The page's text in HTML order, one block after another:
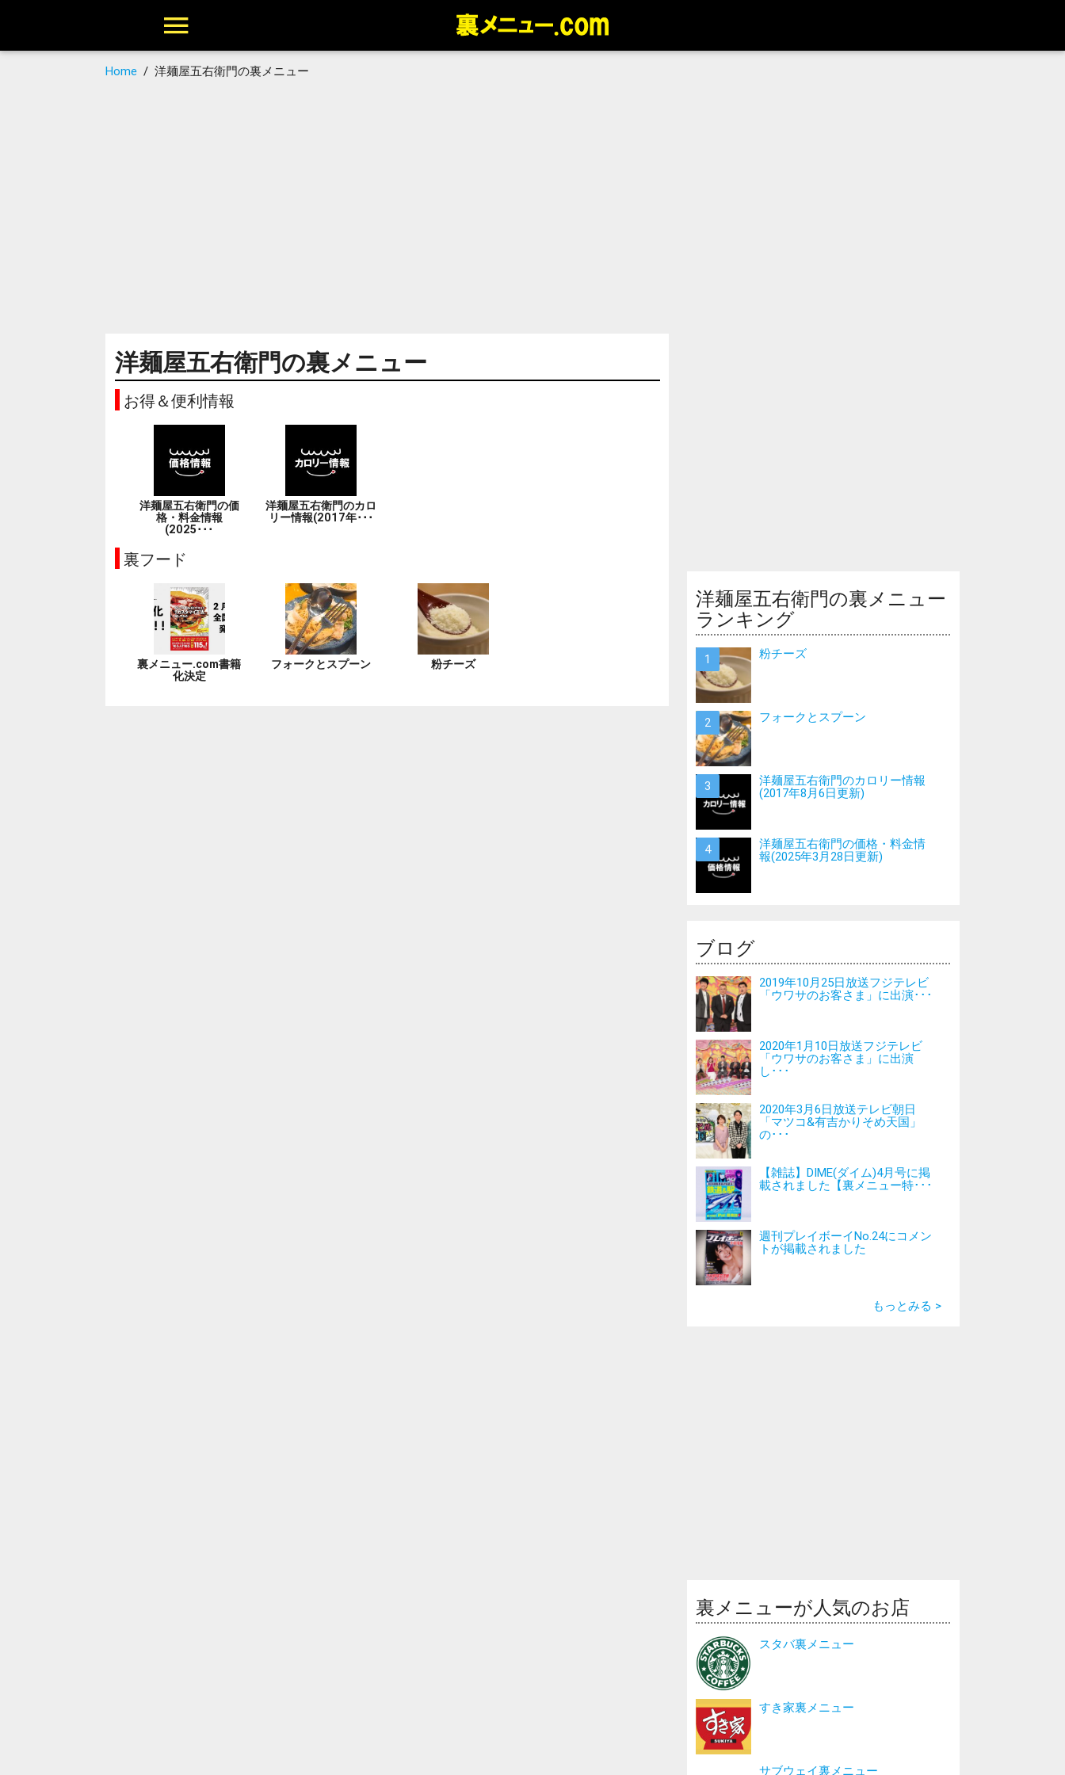
Home /洋麺屋五右衛門の裏メニュー
洋麺屋五右衛門の裏メニュー
お得＆便利情報
洋麺屋五右衛門の価
格・料金情報
(2025･･･
洋麺屋五右衛門のカロ
リー情報(2017年･･･
裏フード
裏メニュー.com書籍
化決定
フォークとスプーン 粉チーズ
洋麺屋五右衛門の裏メニュー
ランキング
粉チーズ
フォークとスプーン
洋麺屋五右衛門のカロリー情報
(2017年8月6日更新)
洋麺屋五右衛門の価格・料金情
報(2025年3月28日更新)
ブログ
2019年10月25日放送フジテレビ
「ウワサのお客さま」に出演･･･
2020年1月10日放送フジテレビ
「ウワサのお客さま」に出演
し･･･
2020年3月6日放送テレビ朝日
「マツコ&有吉かりそめ天国」
の･･･
【雑誌】DIME(ダイム)4月号に掲
載されました【裏メニュー特･･･
週刊プレイボーイNo.24にコメン
トが掲載されました
もっとみる >
裏メニューが人気のお店
スタバ裏メニュー
すき家裏メニュー
サブウェイ裏メニュー